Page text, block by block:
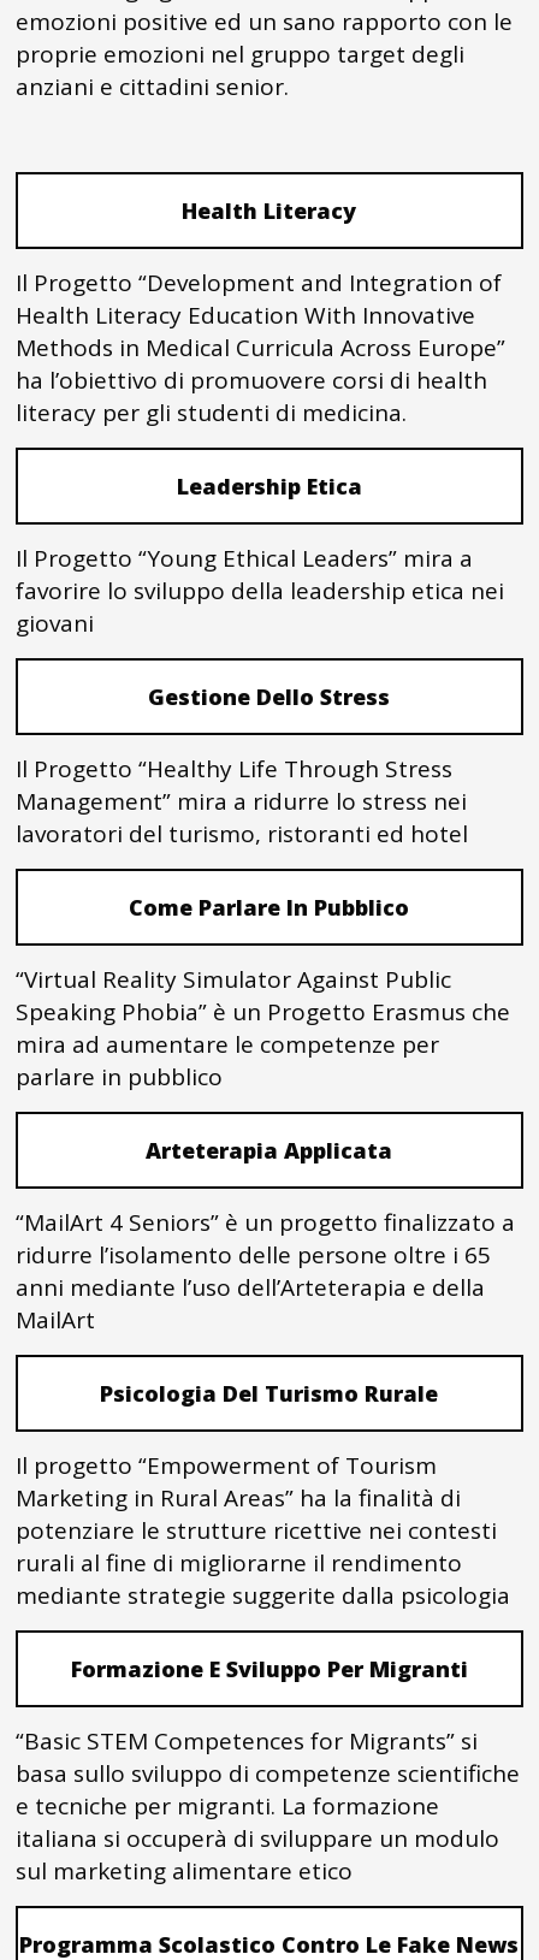
emozioni positive ed un sano rapporto con le
proprie emozioni nel gruppo target degli
anziani e cittadini senior.
Health Literacy
Il Progetto “Development and Integration of
Health Literacy Education With Innovative
Methods in Medical Curricula Across Europe”
ha l’obiettivo di promuovere corsi di health
literacy per gli studenti di medicina.
Leadership Etica
Il Progetto “Young Ethical Leaders” mira a
favorire lo sviluppo della leadership etica nei
giovani
Gestione Dello Stress
Il Progetto “Healthy Life Through Stress
Management” mira a ridurre lo stress nei
lavoratori del turismo, ristoranti ed hotel
Come Parlare In Pubblico
“Virtual Reality Simulator Against Public
Speaking Phobia” è un Progetto Erasmus che
mira ad aumentare le competenze per
parlare in pubblico
Arteterapia Applicata
“MailArt 4 Seniors” è un progetto finalizzato a
ridurre l’isolamento delle persone oltre i 65
anni mediante l’uso dell’Arteterapia e della
MailArt
Psicologia Del Turismo Rurale
Il progetto “Empowerment of Tourism
Marketing in Rural Areas” ha la finalità di
potenziare le strutture ricettive nei contesti
rurali al fine di migliorarne il rendimento
mediante strategie suggerite dalla psicologia
Formazione E Sviluppo Per Migranti
“Basic STEM Competences for Migrants” si
basa sullo sviluppo di competenze scientifiche
e tecniche per migranti. La formazione
italiana si occuperà di sviluppare un modulo
sul marketing alimentare etico
Programma Scolastico Contro Le Fake News